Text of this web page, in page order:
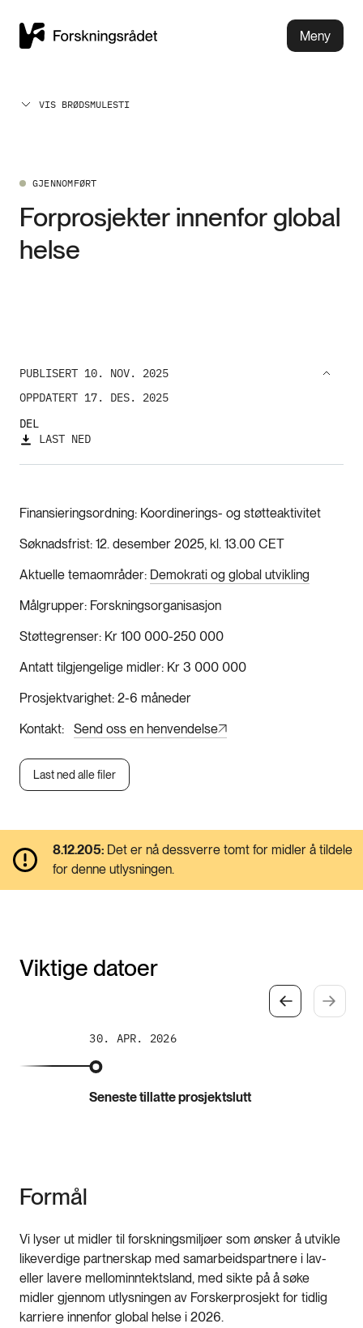
Meny
VIS BRØDSMULESTI
GJENNOMFØRT
Forprosjekter innenfor global
helse
PUBLISERT 10. NOV. 2025
OPPDATERT 17. DES. 2025
DEL
LAST NED
Finansieringsordning Koordinerings- og støtteaktivitet
Søknadsfrist 12. desember 2025, kl. 13.00 CET
Aktuelle temaområder Demokrati og global utvikling
Målgrupper Forskningsorganisasjon
Støttegrenser Kr 100 000-250 000
Antatt tilgjengelige midler Kr 3 000 000
Prosjektvarighet 2-6 måneder
Kontakt
Send oss en henvendelse
Last ned alle filer
8.12.205: Det er nå dessverre tomt for midler å tildele
for denne utlysningen.
Viktige datoer
30. APR. 2026
Seneste tillatte prosjektslutt
Formål
Vi lyser ut midler til forskningsmiljøer som ønsker å utvikle
likeverdige partnerskap med samarbeidspartnere i lav-
eller lavere mellominntektsland, med sikte på å søke
midler gjennom utlysningen av Forskerprosjekt for tidlig
karriere innenfor global helse i 2026.